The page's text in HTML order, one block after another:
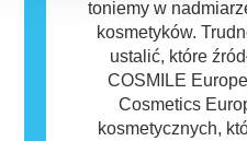
toniemy w
kosmetyków.
ustalić, które
COSMILE
Cosmetics
kosmetycznych,